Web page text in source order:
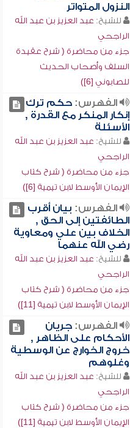
النزول المتواتر
للشيخ: عبد العزيز بن عبد الله
الراجحي
جزء من محاضرة ( شرح عقيدة
السلف وأصحاب الحديث
للصابوني [6])
الفهرس:حكم ترك
إنكار المنكر مع القدرة ,
الأسئلة
للشيخ: عبد العزيز بن عبد الله
الراجحي
جزء من محاضرة ( شرح كتاب
الإيمان الأوسط لابن تيمية [6])
الفهرس: بيان أقرب
الطائفتين إلى الحق ,
الخلاف بين علي ومعاوية
رضي الله عنهما
للشيخ: عبد العزيز بن عبد الله
الراجحي
جزء من محاضرة ( شرح كتاب
الإيمان الأوسط لابن تيمية [11])
الفهرس:جريان
الأحكام على الظاهر ,
خروج الخوارج عن الوسطية
وغلوهم
للشيخ: عبد العزيز بن عبد الله
الراجحي
جزء من محاضرة ( شرح كتاب
الإيمان الأوسط لابن تيمية [11])